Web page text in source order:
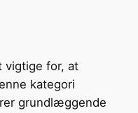
vigtige for, at
kategori
grundlæggende